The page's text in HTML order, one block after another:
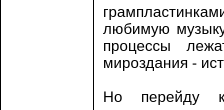
любимую
процессы
мироздания -
Но перейду